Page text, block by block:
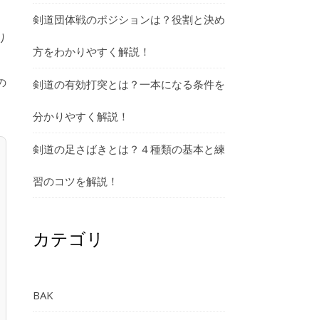
剣道団体戦のポジションは？役割と決め
方をわかりやすく解説！
剣道の有効打突とは？一本になる条件を
分かりやすく解説！
剣道の足さばきとは？４種類の基本と練
習のコツを解説！
カテゴリ
BAK